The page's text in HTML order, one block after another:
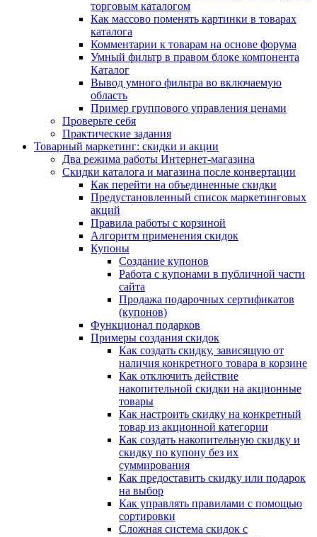
торговым каталогом
Как массово поменять картинки в товарах
каталога
Комментарии к товарам на основе форума
Умный фильтр в правом блоке компонента
Каталог
Вывод умного фильтра во включаемую
область
Пример группового управления ценами
Проверьте себя
Практические задания
Товарный маркетинг: скидки и акции
Два режима работы Интернет-магазина
Скидки каталога и магазина после конвертации
Как перейти на объединенные скидки
Предустановленный список маркетинговых
акций
Правила работы с корзиной
Алгоритм применения скидок
Купоны
Создание купонов
Работа с купонами в публичной части
сайта
Продажа подарочных сертификатов
(купонов)
Функционал подарков
Примеры создания скидок
Как создать скидку, зависящую от
наличия конкретного товара в корзине
Как отключить действие
накопительной скидки на акционные
товары
Как настроить скидку на конкретный
товар из акционной категории
Как создать накопительную скидку и
скидку по купону без их
суммирования
Как предоставить скидку или подарок
на выбор
Как управлять правилами с помощью
сортировки
Сложная система скидок с